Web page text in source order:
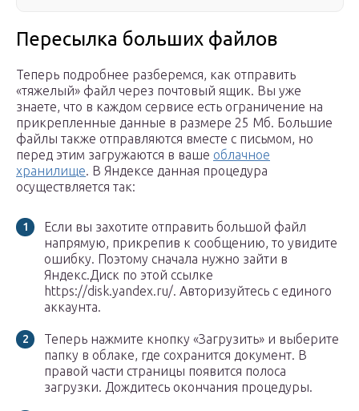
Пересылка больших файлов
Теперь подробнее разберемся, как отправить
«тяжелый» файл через почтовый ящик. Вы уже
знаете, что в каждом сервисе есть ограничение на
прикрепленные данные в размере 25 Мб. Большие
файлы также отправляются вместе с письмом, но
перед этим загружаются в ваше облачное
хранилище. В Яндексе данная процедура
осуществляется так:
Если вы захотите отправить большой файл
напрямую, прикрепив к сообщению, то увидите
ошибку. Поэтому сначала нужно зайти в
Яндекс.Диск по этой ссылке
https://disk.yandex.ru/. Авторизуйтесь с единого
аккаунта.
Теперь нажмите кнопку «Загрузить» и выберите
папку в облаке, где сохранится документ. В
правой части страницы появится полоса
загрузки. Дождитесь окончания процедуры.